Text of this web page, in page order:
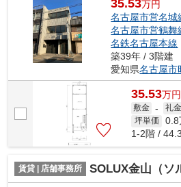
35.53万円
名古屋市営名城
名古屋市営鶴舞
名鉄名古屋本線
築39年 / 3階建
愛知県名古屋市
35.53万円
敷金 - 礼金
坪単価 0.8
1-2階 /
賃貸 | 店舗事務所 SOLUX金山（ソルクス カナ